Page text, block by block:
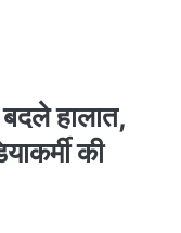
हालात,
की